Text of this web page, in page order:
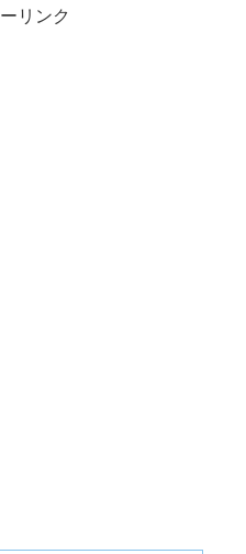
リンク